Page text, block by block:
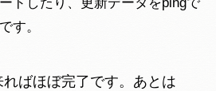
ドしたり、更新データをpingで
す。
ばほぼ完了です。あとは